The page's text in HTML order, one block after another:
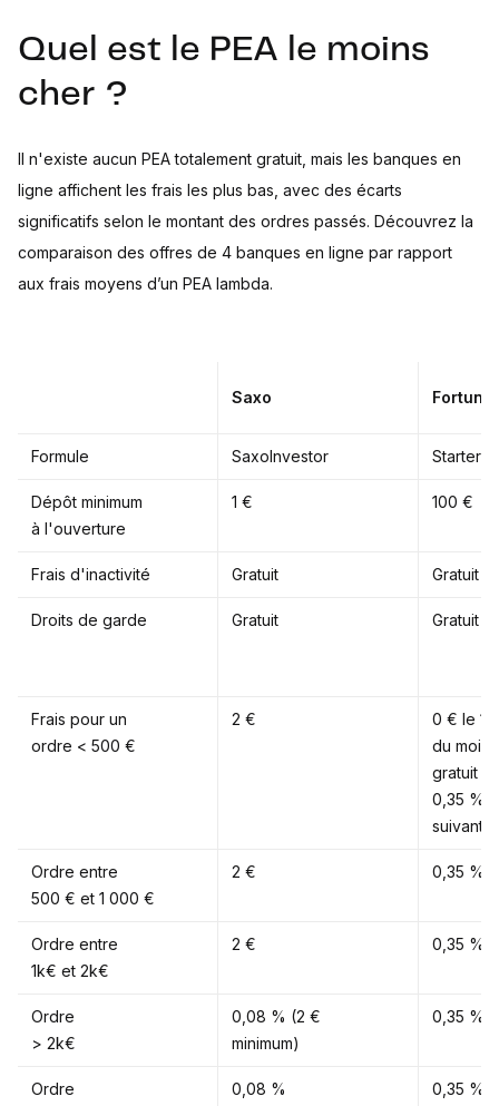
Quel est le PEA le moins
cher ?
Il n'existe aucun PEA totalement gratuit, mais les banques en
ligne affichent les frais les plus bas, avec des écarts
significatifs selon le montant des ordres passés. Découvrez la
comparaison des offres de 4 banques en ligne par rapport
aux frais moyens d’un PEA lambda.
Saxo
Formule SaxoInvestor Starter
Dépôt minimum
à l'ouverture
1 € 100 €
Frais d'inactivité Gratuit Gratuit
Droits de garde Gratuit Gratuit
Frais pour un
ordre < 500 €
2 €
0 € le
du mois
gratuit
0,35 %
suivants)
Ordre entre
500 € et 1 000 €
2 € 0,35 %
Ordre entre
1k€ et 2k€
2 € 0,35 %
Ordre
> 2k€
0,08 % (2 €
minimum)
0,35 %
Ordre
0,08 % 0,35 %